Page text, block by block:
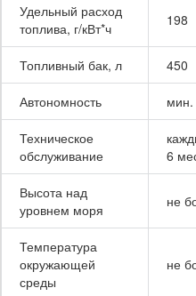
Удельный расход
топлива, г/кВт*ч
198
Топливный бак, л 450
Автономность мин.
Техническое
обслуживание
6
Высота над
уровнем моря
не
Температура
окружающей
среды
не